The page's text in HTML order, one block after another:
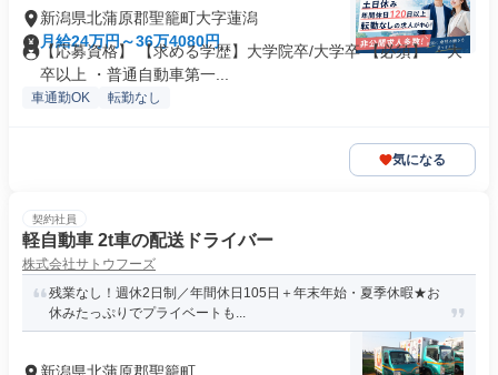
新潟県北蒲原郡聖籠町大字蓮潟
月給24万円～36万4080円
【応募資格】 【求める学歴】大学院卒/大学卒 【必須】 ・大
卒以上 ・普通自動車第一...
車通勤OK 転勤なし
気になる
契約社員
軽自動車 2t車の配送ドライバー
株式会社サトウフーズ
残業なし！週休2日制／年間休日105日＋年末年始・夏季休暇★お
休みたっぷりでプライベートも...